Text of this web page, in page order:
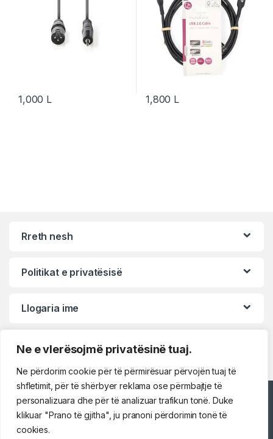
Ne e vlerësojmë privatësinë tuaj.
Ne përdorim cookie për të përmirësuar përvojën tuaj të
shfletimit, për të shërbyer reklama ose përmbajtje të
personalizuara dhe për të analizuar trafikun tonë. Duke
klikuar "Prano të gjitha", ju pranoni përdorimin tonë të
cookies.
1,000 L 1,800 L
Rreth nesh
Politikat e privatësisë
Llogaria ime
Përshëndetje!